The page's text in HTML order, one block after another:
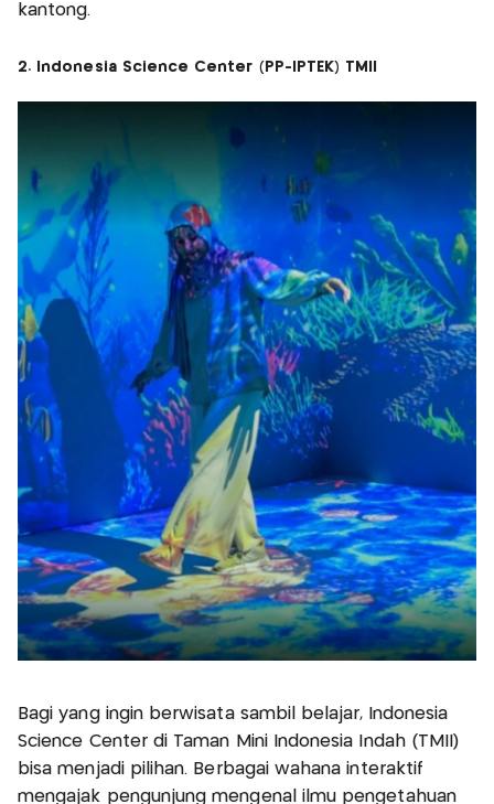
kantong.
2. Indonesia Science Center (PP-IPTEK) TMII
Bagi yang ingin berwisata sambil belajar, Indonesia
Science Center di Taman Mini Indonesia Indah (TMII)
bisa menjadi pilihan. Berbagai wahana interaktif
mengajak pengunjung mengenal ilmu pengetahuan